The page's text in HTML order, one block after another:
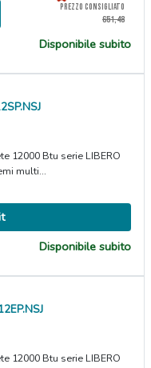
PREZZO CONSIGLIATO
651,48
Disponibile subito
12000 Btu serie LIBERO
multi...
Disponibile subito
12000 Btu serie LIBERO